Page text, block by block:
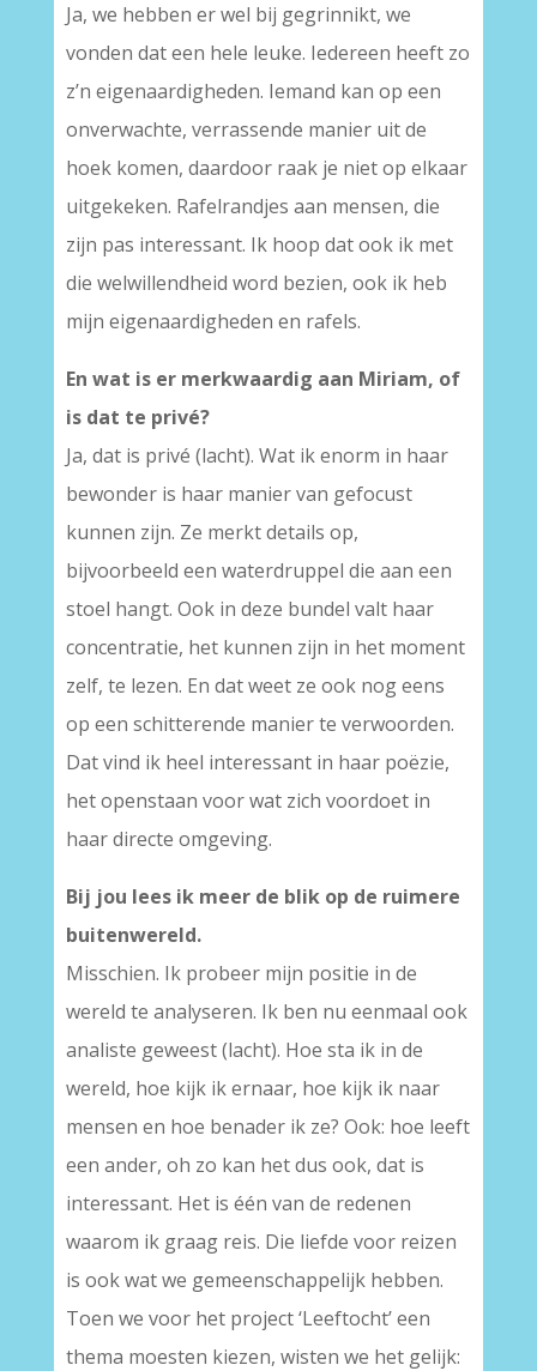
Ja, we hebben er wel bij gegrinnikt, we
vonden dat een hele leuke. Iedereen heeft zo
z’n eigenaardigheden. Iemand kan op een
onverwachte, verrassende manier uit de
hoek komen, daardoor raak je niet op elkaar
uitgekeken. Rafelrandjes aan mensen, die
zijn pas interessant. Ik hoop dat ook ik met
die welwillendheid word bezien, ook ik heb
mijn eigenaardigheden en rafels.
En wat is er merkwaardig aan Miriam, of
is dat te privé?
Ja, dat is privé (lacht). Wat ik enorm in haar
bewonder is haar manier van gefocust
kunnen zijn. Ze merkt details op,
bijvoorbeeld een waterdruppel die aan een
stoel hangt. Ook in deze bundel valt haar
concentratie, het kunnen zijn in het moment
zelf, te lezen. En dat weet ze ook nog eens
op een schitterende manier te verwoorden.
Dat vind ik heel interessant in haar poëzie,
het openstaan voor wat zich voordoet in
haar directe omgeving.
Bij jou lees ik meer de blik op de ruimere
buitenwereld.
Misschien. Ik probeer mijn positie in de
wereld te analyseren. Ik ben nu eenmaal ook
analiste geweest (lacht). Hoe sta ik in de
wereld, hoe kijk ik ernaar, hoe kijk ik naar
mensen en hoe benader ik ze? Ook: hoe leeft
een ander, oh zo kan het dus ook, dat is
interessant. Het is één van de redenen
waarom ik graag reis. Die liefde voor reizen
is ook wat we gemeenschappelijk hebben.
Toen we voor het project ‘Leeftocht’ een
thema moesten kiezen, wisten we het gelijk: